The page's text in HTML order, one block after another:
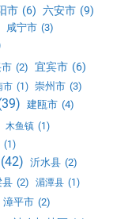
市 (6) 六安市 (9)
咸宁市 (3)
(2) 宜宾市 (6)
市 (1) 崇州市 (3)
建瓯市 (4)
木鱼镇 (1)
(1)
(42) 沂水县 (2)
县 (2) 湄潭县 (1)
漳平市 (2)